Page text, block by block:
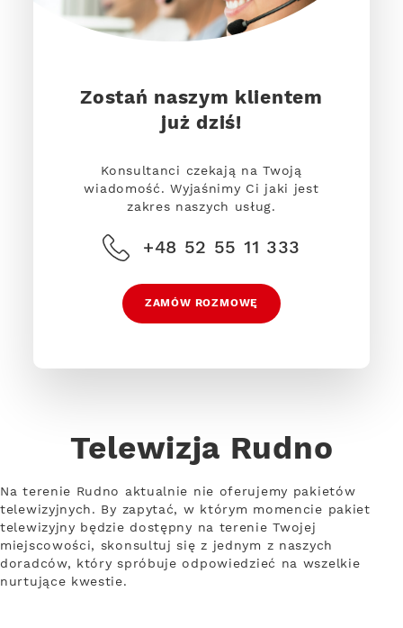
Zostań naszym klientem
już dziś!
Konsultanci czekają na Twoją
wiadomość. Wyjaśnimy Ci jaki jest
zakres naszych usług.
+48 52 55 11 333
ZAMÓW ROZMOWĘ
Telewizja Rudno
Na terenie Rudno aktualnie nie oferujemy pakietów
telewizyjnych. By zapytać, w którym momencie pakiet
telewizyjny będzie dostępny na terenie Twojej
miejscowości, skonsultuj się z jednym z naszych
doradców, który spróbuje odpowiedzieć na wszelkie
nurtujące kwestie.